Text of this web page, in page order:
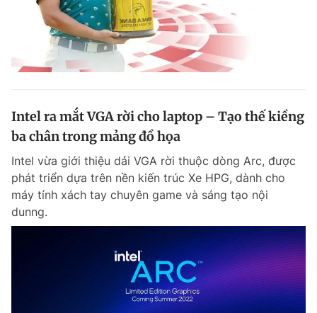
Intel ra mắt VGA rời cho laptop – Tạo thế kiềng
ba chân trong mảng đồ họa
Intel vừa giới thiệu dải VGA rời thuộc dòng Arc, được
phát triển dựa trên nền kiến trúc Xe HPG, dành cho
máy tính xách tay chuyên game và sáng tạo nội
dunng.